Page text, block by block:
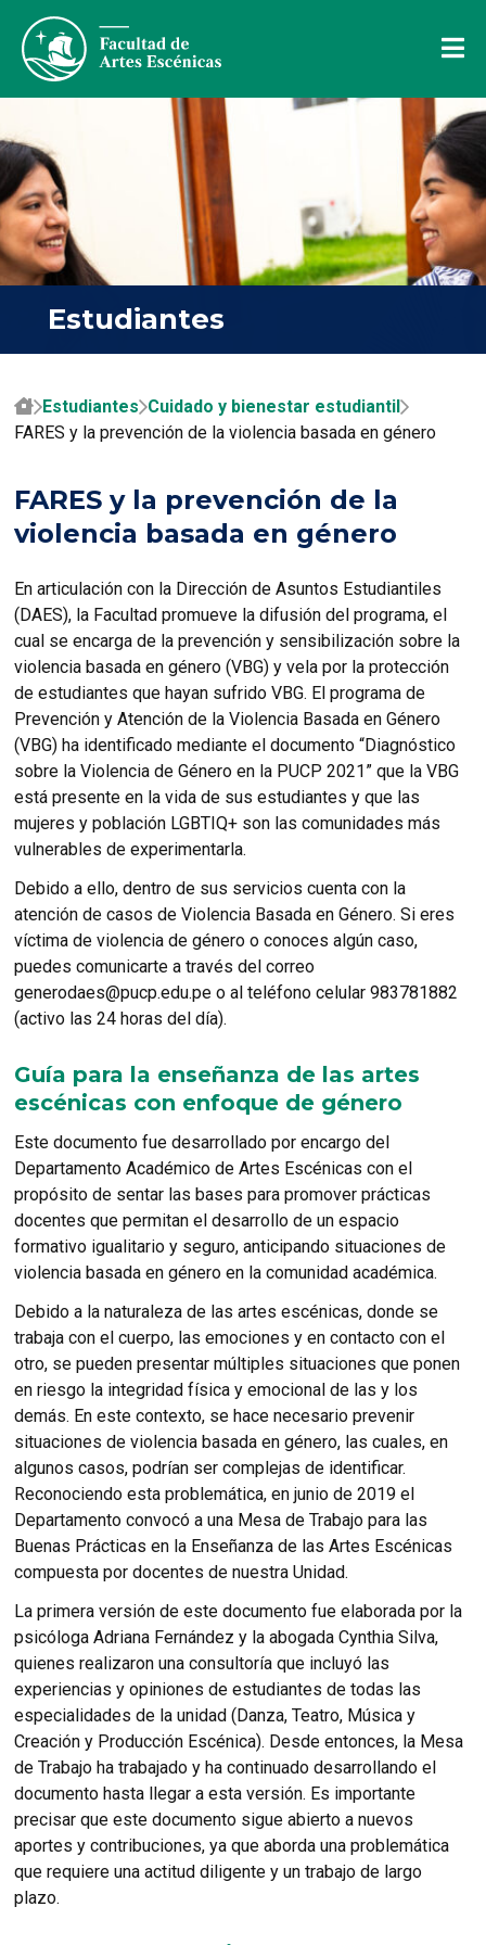
Estudiantes
Estudiantes Cuidado y bienestar estudiantil
FARES y la prevención de la violencia basada en género
FARES y la prevención de la
violencia basada en género
En articulación con la Dirección de Asuntos Estudiantiles
(DAES), la Facultad promueve la difusión del programa, el
cual se encarga de la prevención y sensibilización sobre la
violencia basada en género (VBG) y vela por la protección
de estudiantes que hayan sufrido VBG. El programa de
Prevención y Atención de la Violencia Basada en Género
(VBG) ha identificado mediante el documento “Diagnóstico
sobre la Violencia de Género en la PUCP 2021” que la VBG
está presente en la vida de sus estudiantes y que las
mujeres y población LGBTIQ+ son las comunidades más
vulnerables de experimentarla.
Debido a ello, dentro de sus servicios cuenta con la
atención de casos de Violencia Basada en Género. Si eres
víctima de violencia de género o conoces algún caso,
puedes comunicarte a través del correo
generodaes@pucp.edu.pe o al teléfono celular 983781882
(activo las 24 horas del día).
Guía para la enseñanza de las artes
escénicas con enfoque de género
Este documento fue desarrollado por encargo del
Departamento Académico de Artes Escénicas con el
propósito de sentar las bases para promover prácticas
docentes que permitan el desarrollo de un espacio
formativo igualitario y seguro, anticipando situaciones de
violencia basada en género en la comunidad académica.
Debido a la naturaleza de las artes escénicas, donde se
trabaja con el cuerpo, las emociones y en contacto con el
otro, se pueden presentar múltiples situaciones que ponen
en riesgo la integridad física y emocional de las y los
demás. En este contexto, se hace necesario prevenir
situaciones de violencia basada en género, las cuales, en
algunos casos, podrían ser complejas de identificar.
Reconociendo esta problemática, en junio de 2019 el
Departamento convocó a una Mesa de Trabajo para las
Buenas Prácticas en la Enseñanza de las Artes Escénicas
compuesta por docentes de nuestra Unidad.
La primera versión de este documento fue elaborada por la
psicóloga Adriana Fernández y la abogada Cynthia Silva,
quienes realizaron una consultoría que incluyó las
experiencias y opiniones de estudiantes de todas las
especialidades de la unidad (Danza, Teatro, Música y
Creación y Producción Escénica). Desde entonces, la Mesa
de Trabajo ha trabajado y ha continuado desarrollando el
documento hasta llegar a esta versión. Es importante
precisar que este documento sigue abierto a nuevos
aportes y contribuciones, ya que aborda una problemática
que requiere una actitud diligente y un trabajo de largo
plazo.